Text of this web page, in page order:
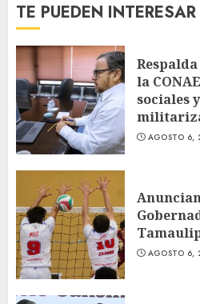
TE PUEDEN INTERESAR
la
sociales
AGOSTO 6,
AGOSTO 6,